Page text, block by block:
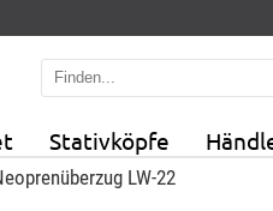
Stativköpfe
LW-22